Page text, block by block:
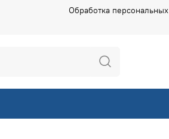
Обработка